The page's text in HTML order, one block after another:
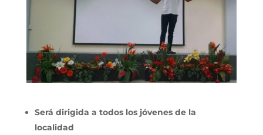
Será dirigida a todos los jóvenes de la
localidad